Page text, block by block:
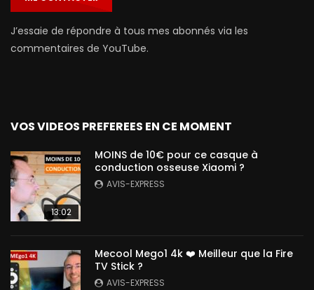
J’essaie de répondre à tous mes abonnés via les
commentaires de YouTube.
VOS VIDEOS PREFEREES EN CE MOMENT
13:02
MOINS de 10€ pour ce casque à
conduction osseuse Xiaomi ?
AVIS-EXPRESS
Mecool Mego1 4k ❤️ Meilleur que la Fire
TV Stick ?
AVIS-EXPRESS